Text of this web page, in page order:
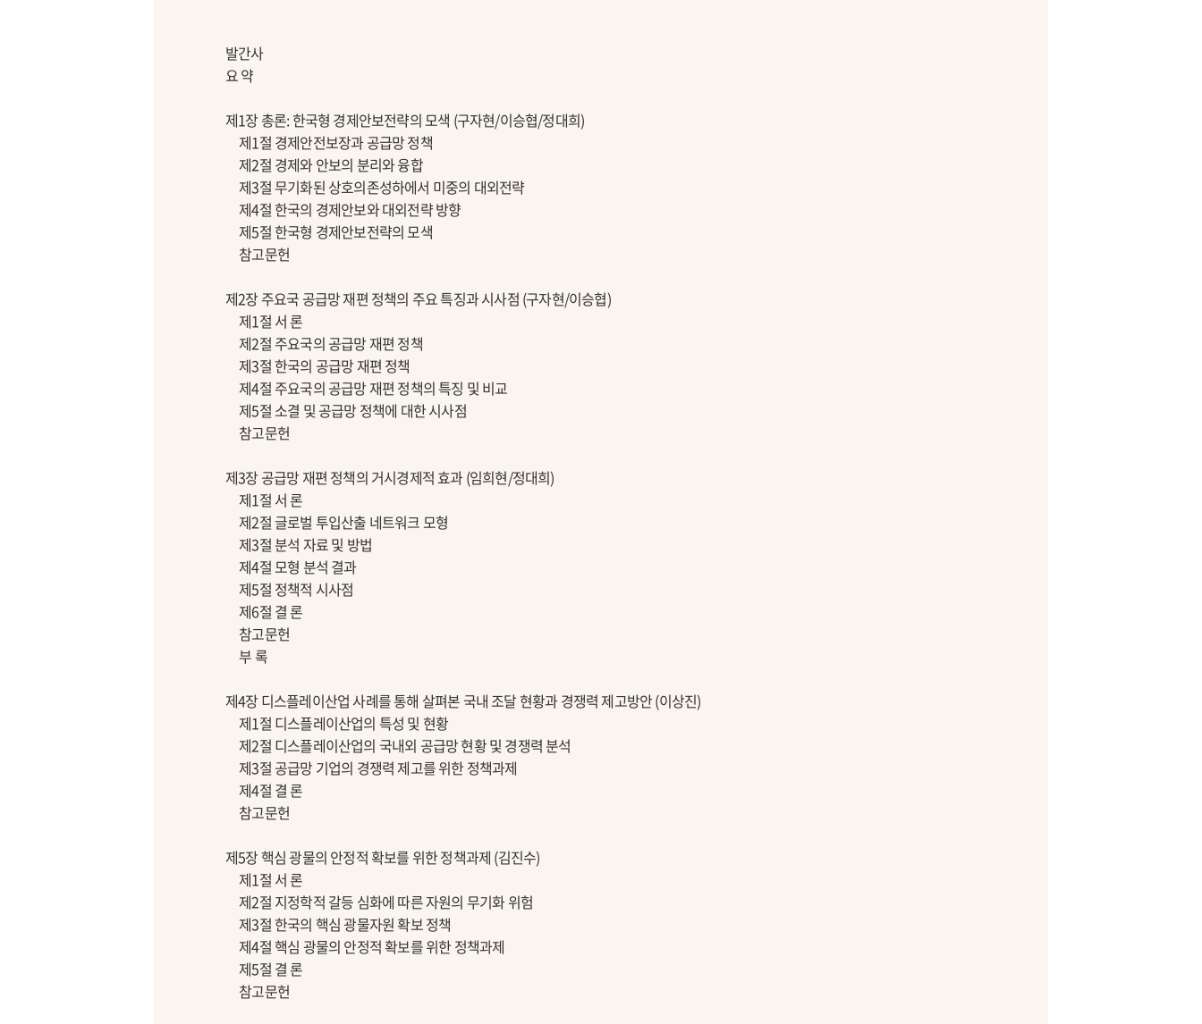
발간사
요 약
제1장 총론: 한국형 경제안보전략의 모색 (구자현/이승협/정대희)
제1절 경제안전보장과 공급망 정책
제2절 경제와 안보의 분리와 융합
제3절 무기화된 상호의존성하에서 미중의 대외전략
제4절 한국의 경제안보와 대외전략 방향
제5절 한국형 경제안보전략의 모색
참고문헌
제2장 주요국 공급망 재편 정책의 주요 특징과 시사점 (구자현/이승협)
제1절 서 론
제2절 주요국의 공급망 재편 정책
제3절 한국의 공급망 재편 정책
제4절 주요국의 공급망 재편 정책의 특징 및 비교
제5절 소결 및 공급망 정책에 대한 시사점
참고문헌
제3장 공급망 재편 정책의 거시경제적 효과 (임희현/정대희)
제1절 서 론
제2절 글로벌 투입산출 네트워크 모형
제3절 분석 자료 및 방법
제4절 모형 분석 결과
제5절 정책적 시사점
제6절 결 론
참고문헌
부 록
제4장 디스플레이산업 사례를 통해 살펴본 국내 조달 현황과 경쟁력 제고방안 (이상진)
제1절 디스플레이산업의 특성 및 현황
제2절 디스플레이산업의 국내외 공급망 현황 및 경쟁력 분석
제3절 공급망 기업의 경쟁력 제고를 위한 정책과제
제4절 결 론
참고문헌
제5장 핵심 광물의 안정적 확보를 위한 정책과제 (김진수)
제1절 서 론
제2절 지정학적 갈등 심화에 따른 자원의 무기화 위험
제3절 한국의 핵심 광물자원 확보 정책
제4절 핵심 광물의 안정적 확보를 위한 정책과제
제5절 결 론
참고문헌